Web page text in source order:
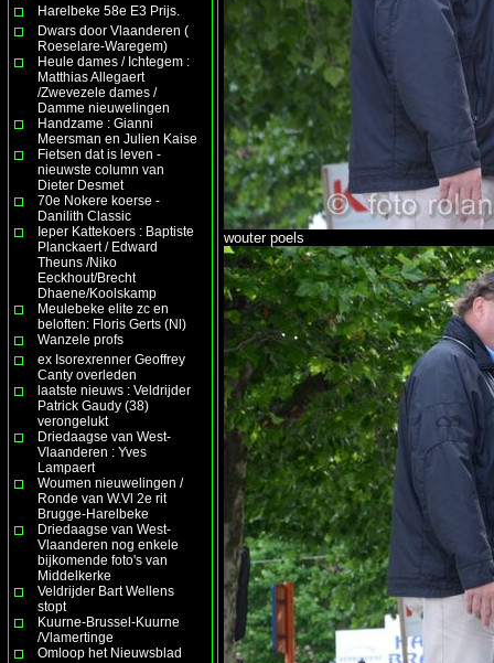
Harelbeke 58e E3 Prijs.
Dwars door Vlaanderen (
Roeselare-Waregem)
Heule dames / Ichtegem :
Matthias Allegaert
/Zwevezele dames /
Damme nieuwelingen
Handzame : Gianni
Meersman en Julien Kaise
Fietsen dat is leven -
nieuwste column van
Dieter Desmet
70e Nokere koerse -
Danilith Classic
Ieper Kattekoers : Baptiste
Planckaert / Edward
Theuns /Niko
Eeckhout/Brecht
Dhaene/Koolskamp
Meulebeke elite zc en
beloften: Floris Gerts (Nl)
Wanzele profs
ex Isorexrenner Geoffrey
Canty overleden
laatste nieuws : Veldrijder
Patrick Gaudy (38)
verongelukt
Driedaagse van West-
Vlaanderen : Yves
Lampaert
Woumen nieuwelingen /
Ronde van W.Vl 2e rit
Brugge-Harelbeke
Driedaagse van West-
Vlaanderen nog enkele
bijkomende foto's van
Middelkerke
Veldrijder Bart Wellens
stopt
Kuurne-Brussel-Kuurne
/Vlamertinge
Omloop het Nieuwsblad
wouter poels